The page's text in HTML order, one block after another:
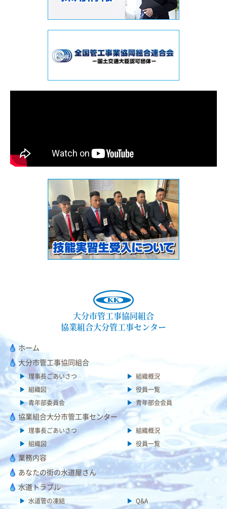
大分市管工事協同組合
協業組合大分管工事センター
ホーム
大分市管工事協同組合
理事長ごあいさつ
組織概況
組織図
役員一覧
青年部委員会
青年部会会員
協業組合大分市管工事センター
理事長ごあいさつ
組織概況
組織図
役員一覧
業務内容
あなたの街の水道屋さん
水道トラブル
水道管の凍結 Q&A